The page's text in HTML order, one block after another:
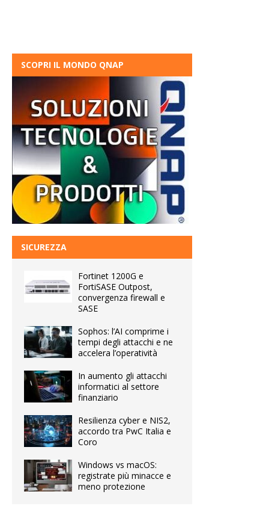
SCOPRI IL MONDO QNAP
SICUREZZA
Fortinet 1200G e
FortiSASE Outpost,
convergenza firewall e
SASE
Sophos: l’AI comprime i
tempi degli attacchi e ne
accelera l’operatività
In aumento gli attacchi
informatici al settore
finanziario
Resilienza cyber e NIS2,
accordo tra PwC Italia e
Coro
Windows vs macOS:
registrate più minacce e
meno protezione